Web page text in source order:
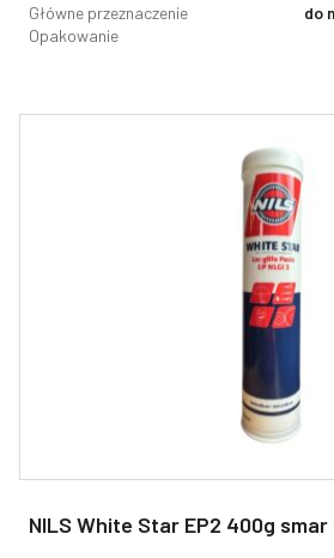
Główne przeznaczenie
do
Opakowanie
NILS White Star EP2 400g smar